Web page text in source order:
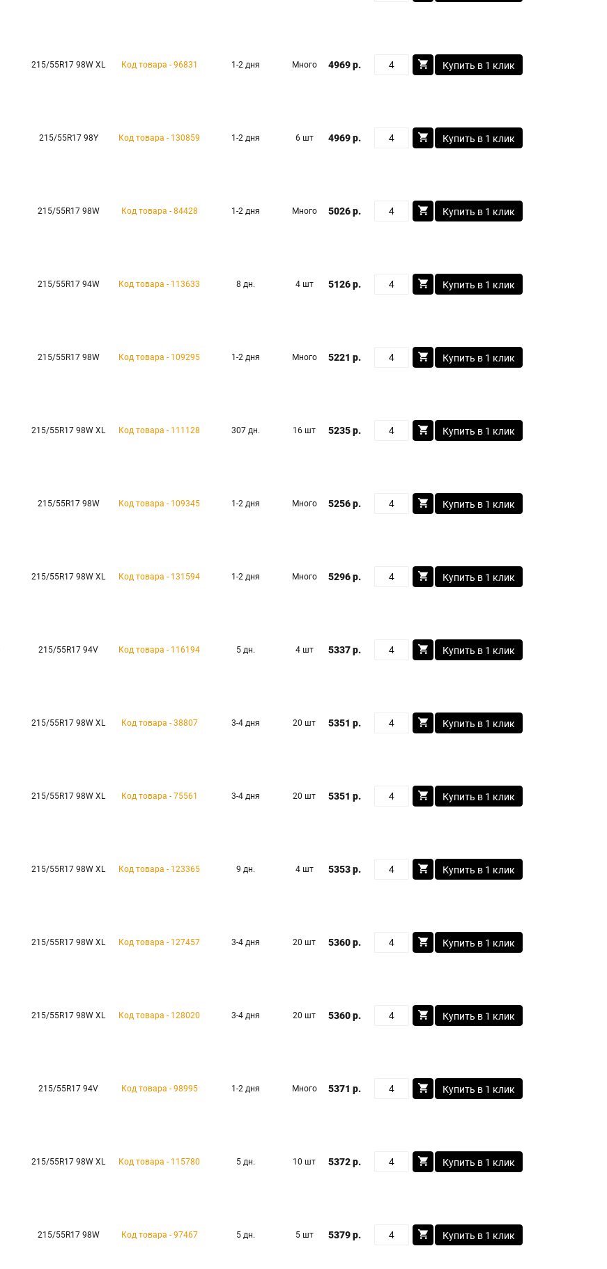
215/55R17 98W XL Код товара - 96831 1-2 дня Много 4969 р. Купить в 1 клик
215/55R17 98Y Код товара - 130859 1-2 дня 6 шт 4969 р. Купить в 1 клик
215/55R17 98W Код товара - 84428 1-2 дня Много 5026 р. Купить в 1 клик
215/55R17 94W Код товара - 113633 8 дн. 4 шт 5126 р. Купить в 1 клик
215/55R17 98W Код товара - 109295 1-2 дня Много 5221 р. Купить в 1 клик
215/55R17 98W XL Код товара - 111128 307 дн. 16 шт 5235 р. Купить в 1 клик
215/55R17 98W Код товара - 109345 1-2 дня Много 5256 р. Купить в 1 клик
215/55R17 98W XL Код товара - 131594 1-2 дня Много 5296 р. Купить в 1 клик
215/55R17 94V Код товара - 116194 5 дн. 4 шт 5337 р. Купить в 1 клик
215/55R17 98W XL Код товара - 38807 3-4 дня 20 шт 5351 р. Купить в 1 клик
215/55R17 98W XL Код товара - 75561 3-4 дня 20 шт 5351 р. Купить в 1 клик
215/55R17 98W XL Код товара - 123365 9 дн. 4 шт 5353 р. Купить в 1 клик
215/55R17 98W XL Код товара - 127457 3-4 дня 20 шт 5360 р. Купить в 1 клик
215/55R17 98W XL Код товара - 128020 3-4 дня 20 шт 5360 р. Купить в 1 клик
215/55R17 94V Код товара - 98995 1-2 дня Много 5371 р. Купить в 1 клик
215/55R17 98W XL Код товара - 115780 5 дн. 10 шт 5372 р. Купить в 1 клик
215/55R17 98W Код товара - 97467 5 дн. 5 шт 5379 р. Купить в 1 клик